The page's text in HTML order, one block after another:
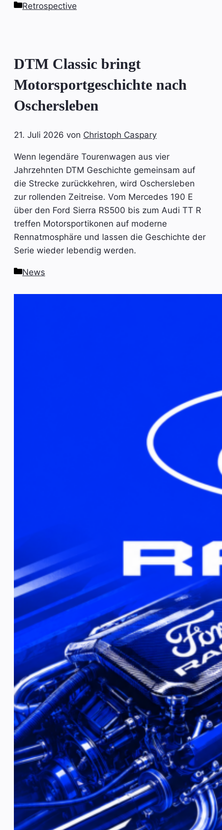
Kategorien
Retrospective
DTM Classic bringt
Motorsportgeschichte nach
Oschersleben
21. Juli 2026 von Christoph Caspary
Wenn legendäre Tourenwagen aus vier
Jahrzehnten DTM Geschichte gemeinsam auf
die Strecke zurückkehren, wird Oschersleben
zur rollenden Zeitreise. Vom Mercedes 190 E
über den Ford Sierra RS500 bis zum Audi TT R
treffen Motorsportikonen auf moderne
Rennatmosphäre und lassen die Geschichte der
Serie wieder lebendig werden.
Kategorien
News